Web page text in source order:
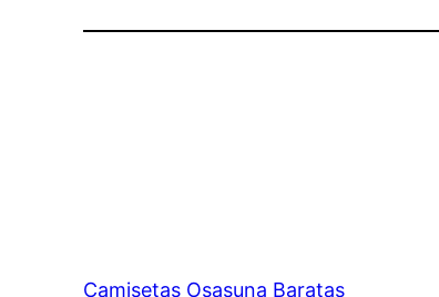
Camisetas Osasuna Baratas